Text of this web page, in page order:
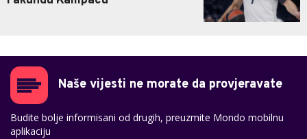
Naše vijesti ne morate da provjeravate
Budite bolje informisani od drugih, preuzmite Mondo mobilnu
aplikaciju